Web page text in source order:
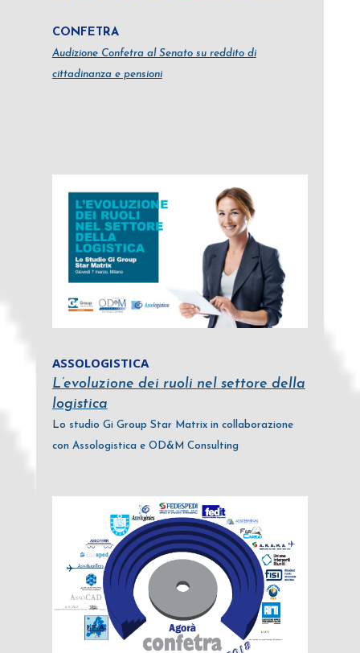
CONFETRA
Audizione Confetra al Senato su reddito di
cittadinanza e pensioni
ASSOLOGISTICA
L’evoluzione dei ruoli nel settore della
logistica
Lo studio Gi Group Star Matrix in collaborazione
con Assologistica e OD&M Consulting